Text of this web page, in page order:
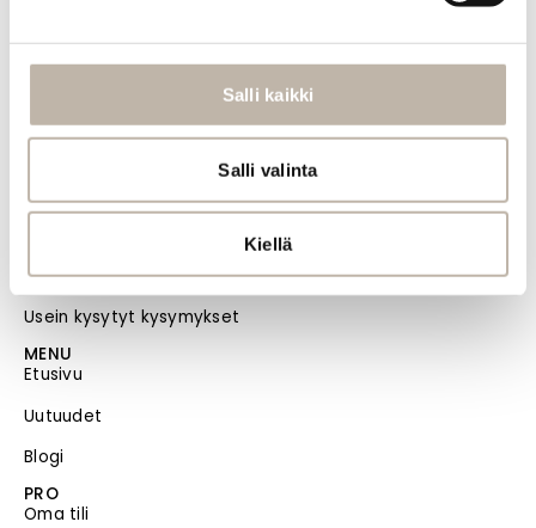
Salli kaikki
Salli valinta
Kiellä
Toimitus- ja maksutavat
Evästeiden hallinta
Usein kysytyt kysymykset
MENU
Etusivu
Uutuudet
Blogi
PRO
Oma tili